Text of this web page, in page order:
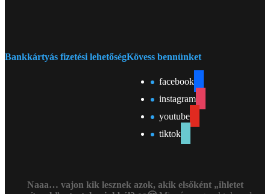
Bankkártyás fizetési lehetőségKövess bennünket
facebook
instagram
youtube
tiktok
Naaa… vajon kik lesznek azok, akik elsőként „ihletet